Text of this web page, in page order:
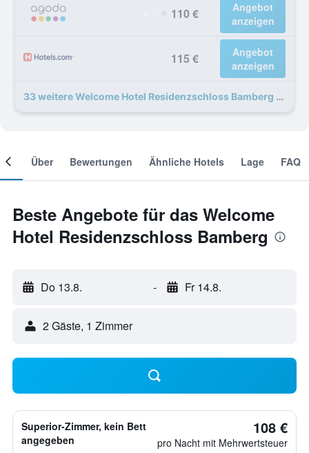
110 €
Angebot
anzeigen
115 €
Angebot
anzeigen
33 weitere Welcome Hotel Residenzschloss Bamberg Angebote
Über Bewertungen Ähnliche Hotels Lage FAQ
Beste Angebote für das Welcome
Hotel Residenzschloss Bamberg
Do 13.8. - Fr 14.8.
2 Gäste, 1 Zimmer
Superior-Zimmer, kein Bett
angegeben
108 €
pro Nacht mit Mehrwertsteuer